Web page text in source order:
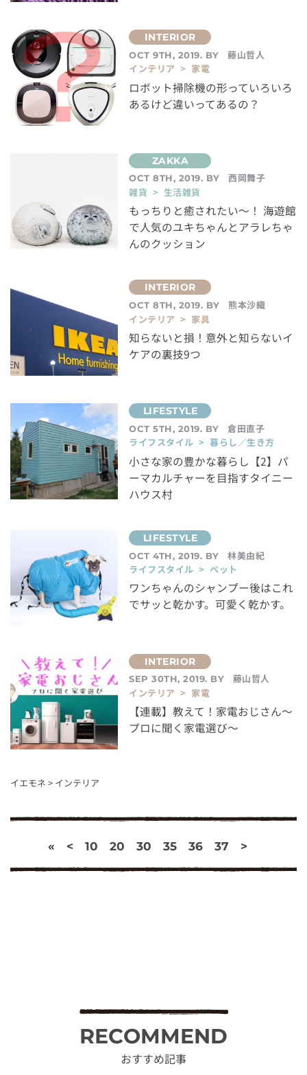
OCT 9TH, 2019. BY
藤山哲人
インテリア > 家電
ロボット掃除機の形っていろいろ
あるけど違いってあるの？
OCT 8TH, 2019. BY
西岡舞子
雑貨 > 生活雑貨
もっちりと癒されたい〜！ 海遊館
で人気のユキちゃんとアラレちゃ
んのクッション
OCT 8TH, 2019. BY
熊本沙織
インテリア > 家具
知らないと損！意外と知らないイ
ケアの裏技9つ
OCT 5TH, 2019. BY
倉田直子
ライフスタイル > 暮らし／生き方
小さな家の豊かな暮らし【2】パ
ーマカルチャーを目指すタイニー
ハウス村
OCT 4TH, 2019. BY
林美由紀
ライフスタイル > ペット
ワンちゃんのシャンプー後はこれ
でサッと乾かす。可愛く乾かす。
SEP 30TH, 2019. BY
藤山哲人
インテリア > 家電
【連載】教えて！家電おじさん〜
プロに聞く家電選び〜
イエモネ > インテリア
« < 10 20 30 35 36 37 >
RECOMMEND
おすすめ記事